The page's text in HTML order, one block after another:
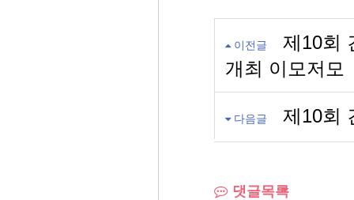
이전글
제10회
개최 이모저모
다음글 제10회
댓글목록